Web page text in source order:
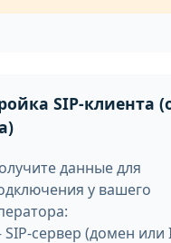
SIP-клиента
данные для
у вашего
сервер (домен или